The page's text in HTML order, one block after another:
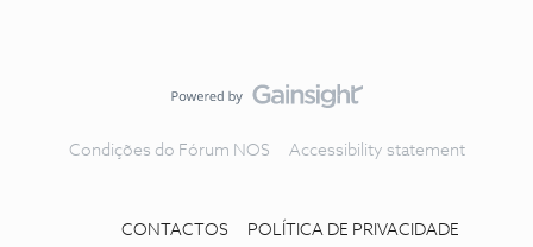
Condições do Fórum NOS Accessibility statement
CONTACTOS POLÍTICA DE PRIVACIDADE